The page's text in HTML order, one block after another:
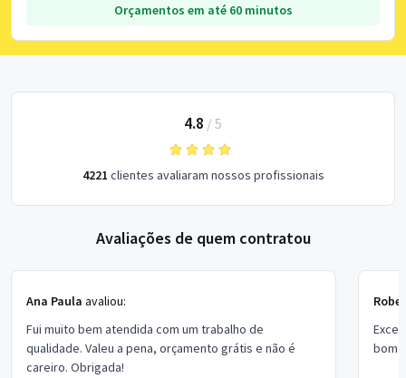
Orçamentos em até 60 minutos
4.8 / 5
4221 clientes avaliaram nossos profissionais
Avaliações de quem contratou
Ana Paula avaliou:
Fui muito bem atendida com um trabalho de
qualidade. Valeu a pena, orçamento grátis e não é
careiro. Obrigada!
bom